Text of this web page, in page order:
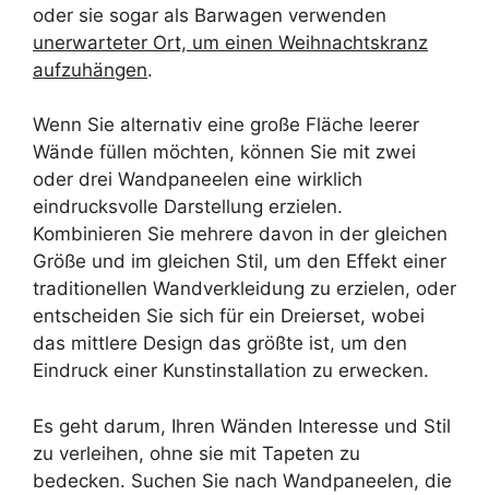
oder sie sogar als Barwagen verwenden
unerwarteter Ort, um einen Weihnachtskranz
aufzuhängen.
Wenn Sie alternativ eine große Fläche leerer
Wände füllen möchten, können Sie mit zwei
oder drei Wandpaneelen eine wirklich
eindrucksvolle Darstellung erzielen.
Kombinieren Sie mehrere davon in der gleichen
Größe und im gleichen Stil, um den Effekt einer
traditionellen Wandverkleidung zu erzielen, oder
entscheiden Sie sich für ein Dreierset, wobei
das mittlere Design das größte ist, um den
Eindruck einer Kunstinstallation zu erwecken.
Es geht darum, Ihren Wänden Interesse und Stil
zu verleihen, ohne sie mit Tapeten zu
bedecken. Suchen Sie nach Wandpaneelen, die